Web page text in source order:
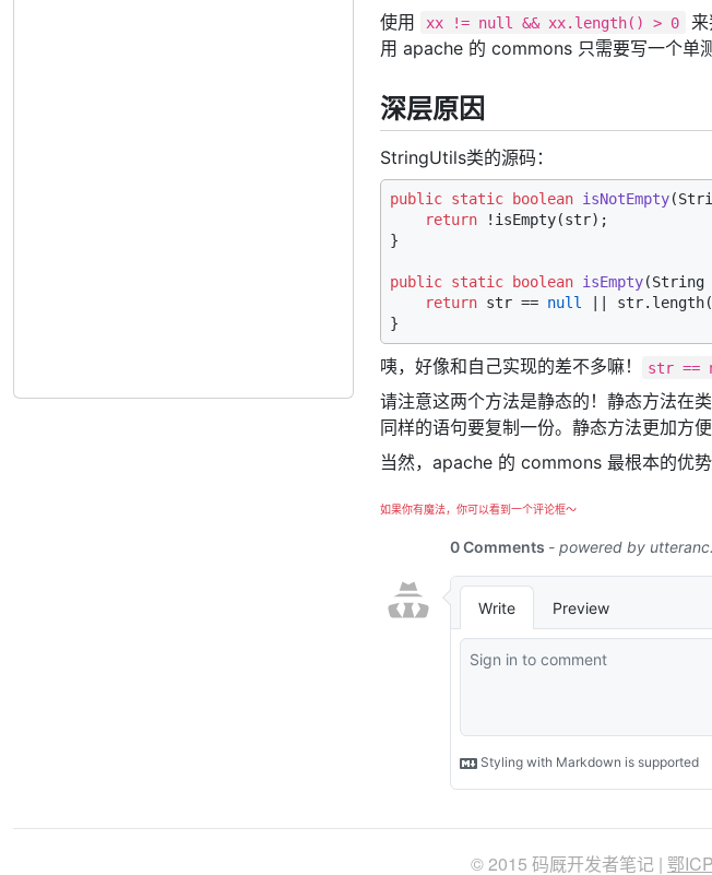
使用 xx != null && xx.length() > 0
用 apache 的 commons 只需要写一个单
深层原因
StringUtils类的源码：
public static boolean isNotEmpty
return !isEmpty(str);
}
public static boolean isEmpty
return str == null ||
咦，好像和自己实现的差不多嘛！ str ==
请注意这两个方法是静态的！静态方法在
同样的语句要复制一份。静态方法更加方便
当然，apache 的 commons 最根本的优势
如果你有魔法，你可以看到一个评论框～
© 2015 码厩开发者笔记 | 鄂